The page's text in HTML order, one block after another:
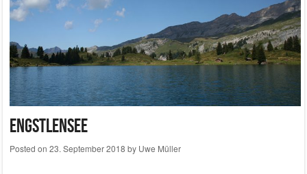
Engstlensee
Posted on 23. September 2018 by Uwe Müller